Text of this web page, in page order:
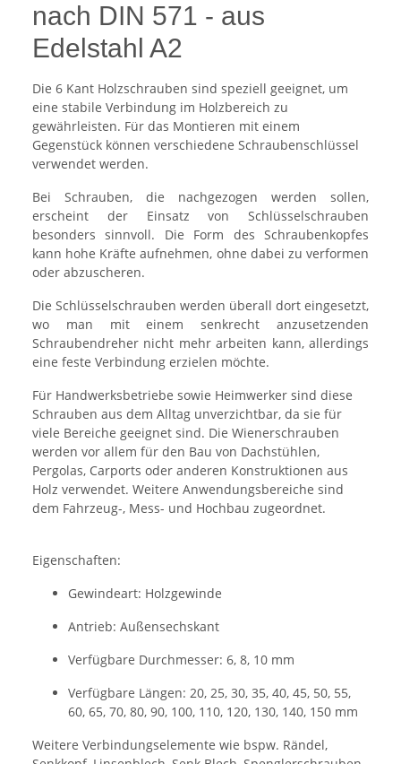
nach DIN 571 - aus
Edelstahl A2
Die 6 Kant Holzschrauben sind speziell geeignet, um
eine stabile Verbindung im Holzbereich zu
gewährleisten. Für das Montieren mit einem
Gegenstück können verschiedene Schraubenschlüssel
verwendet werden.
Bei Schrauben, die nachgezogen werden sollen,
erscheint der Einsatz von Schlüsselschrauben
besonders sinnvoll. Die Form des Schraubenkopfes
kann hohe Kräfte aufnehmen, ohne dabei zu verformen
oder abzuscheren.
Die Schlüsselschrauben werden überall dort eingesetzt,
wo man mit einem senkrecht anzusetzenden
Schraubendreher nicht mehr arbeiten kann, allerdings
eine feste Verbindung erzielen möchte.
Für Handwerksbetriebe sowie Heimwerker sind diese
Schrauben aus dem Alltag unverzichtbar, da sie für
viele Bereiche geeignet sind. Die Wienerschrauben
werden vor allem für den Bau von Dachstühlen,
Pergolas, Carports oder anderen Konstruktionen aus
Holz verwendet. Weitere Anwendungsbereiche sind
dem Fahrzeug-, Mess- und Hochbau zugeordnet.
Eigenschaften:
Gewindeart: Holzgewinde
Antrieb: Außensechskant
Verfügbare Durchmesser: 6, 8, 10 mm
Verfügbare Längen: 20, 25, 30, 35, 40, 45, 50, 55,
60, 65, 70, 80, 90, 100, 110, 120, 130, 140, 150 mm
Weitere Verbindungselemente wie bspw. Rändel,